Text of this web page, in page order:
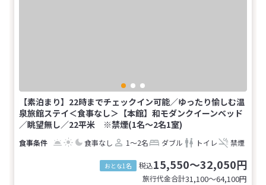
【素泊まり】22時までチェックイン可能／ゆったり愉しむ温
泉旅館ステイ＜食事なし＞【本館】和モダンクイーンベッド
／眺望無し／22平米 ※禁煙(1名～2名1室)
食事なし 1～2名 ダブル トイレ 禁煙
おとな1名 税込15,550～32,050円
旅行代金合計31,100〜64,100円